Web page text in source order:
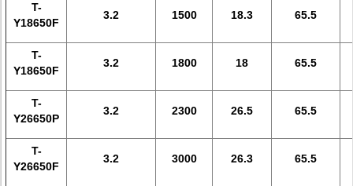
T-
Y18650F
3.2 1500 18.3 65.5
T-
Y18650F
3.2 1800 18 65.5
T-
Y26650P
3.2 2300 26.5 65.5
T-
Y26650F
3.2 3000 26.3 65.5